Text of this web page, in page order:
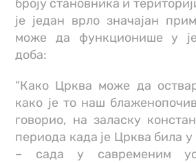
броју становника и
је један врло значајан
може да функционише у
доба:
“Како Црква може да
како је то наш
говорио, на заласку
периода када је Црква била
– сада у савременим